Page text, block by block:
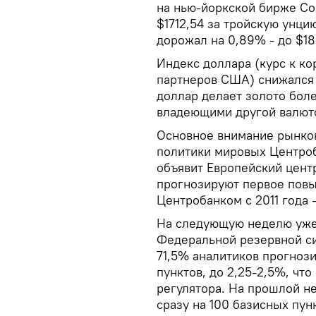
на нью-йоркской бирже
$1712,54 за тройскую
дорожал на 0,89% - до
Индекс доллара (курс к
партнеров США) снижался
доллар делает золото
владеющими другой
Основное внимание
политики мировых
объявит Европейский
прогнозируют первое
Центробанком с 2011
На следующую неделю
Федеральной резервной
71,5% аналитиков
пунктов, до 2,25-2,5%,
регулятора. На прошлой
сразу на 100 базисных